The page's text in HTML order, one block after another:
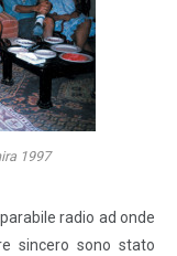
1997
radio ad onde
sincero sono stato